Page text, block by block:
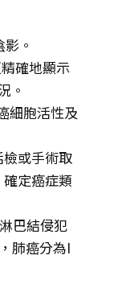
。
確地顯示
。
細胞活性及
檢或手術取
定癌症類
巴結侵犯
肺癌分為I